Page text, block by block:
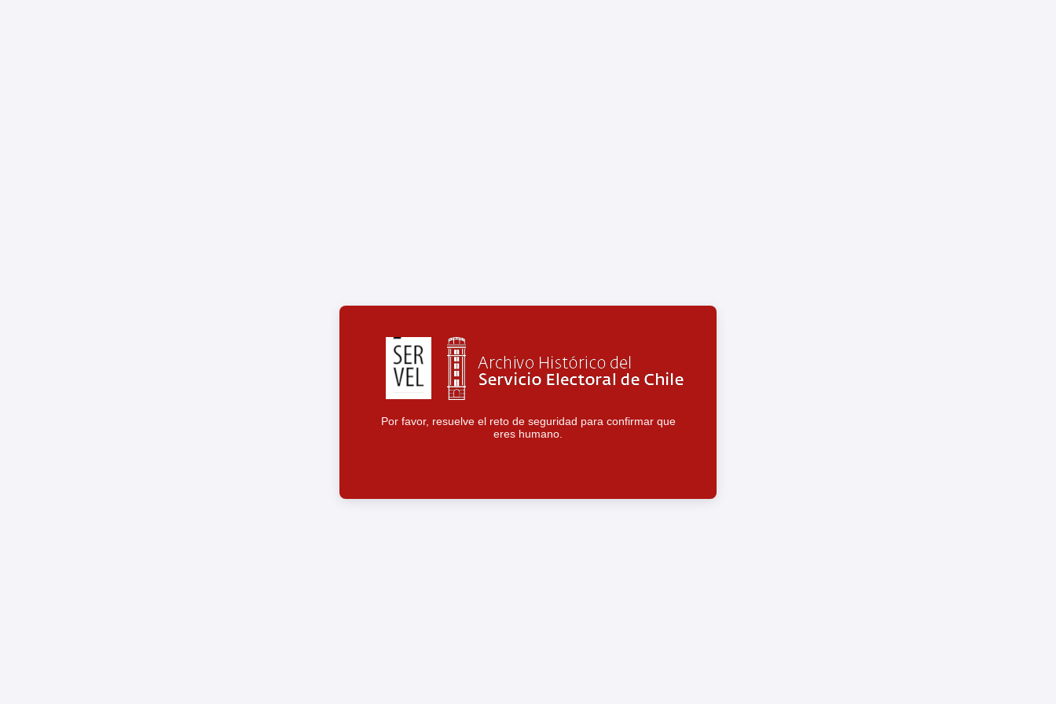
Por favor, resuelve el reto de seguridad para confirmar que
eres humano.